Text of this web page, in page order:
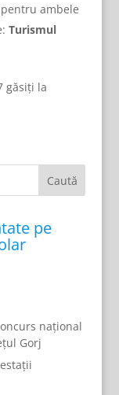
ambele
Turismul
găsiți la
pe
național
Gorj